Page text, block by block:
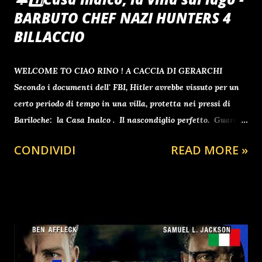
BARBUTO CHEF NAZI HUNTERS 4
BILLACCIO
WELCOME TO CIAO RINO ! A CACCIA DI GERARCHI
Secondo i documenti dell' FBI, Hitler avrebbe vissuto per un
certo periodo di tempo in una villa, protetta nei pressi di
Bariloche: la Casa Inalco . Il nascondiglio perfetto. Guarda
dalla città, circondata da 180 ettari di fitta foresta e
Benz in Argentina, uno dei primi nazisti ad essersi trasferito
qui. Adolf Hitler il cancelliere tedesco che dichiarò guerra al
CONDIVIDI READ MORE »